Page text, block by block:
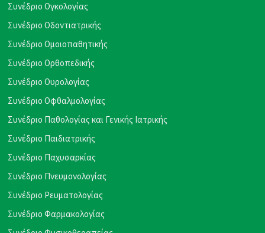
Συνέδριο Ογκολογίας
Συνέδριο Οδοντιατρικής
Συνέδριο Ομοιοπαθητικής
Συνέδριο Ορθοπεδικής
Συνέδριο Ουρολογίας
Συνέδριο Οφθαλμολογίας
Συνέδριο Παθολογίας και Γενικής Ιατρικής
Συνέδριο Παιδιατρικής
Συνέδριο Παχυσαρκίας
Συνέδριο Πνευμονολογίας
Συνέδριο Ρευματολογίας
Συνέδριο Φαρμακολογίας